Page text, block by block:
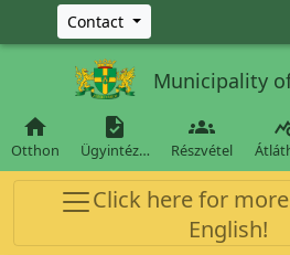
Ugrás a fő tartalomra
Contact
Municipality

Otthon

Ügyintéz…

Részvétel
Click here for
English!